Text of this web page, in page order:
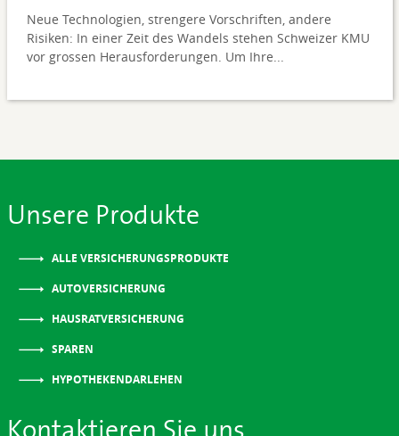
Neue Technologien, strengere Vorschriften, andere
Risiken: In einer Zeit des Wandels stehen Schweizer KMU
vor grossen Herausforderungen. Um Ihre...
Unsere Produkte
ALLE VERSICHERUNGSPRODUKTE
AUTOVERSICHERUNG
HAUSRATVERSICHERUNG
SPAREN
HYPOTHEKENDARLEHEN